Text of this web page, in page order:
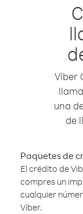
Viber
una
de
Paquetes de
El crédito de
compres un
cualquier
Viber.